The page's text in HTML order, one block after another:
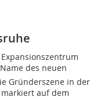
des neuen
Gründerszene in der
markiert auf dem